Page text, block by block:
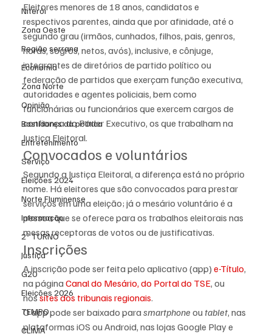
Niterói
Zona Oeste
Região serrana
Economia
Zona Norte
Opinião
Bastidores da política
Entretenimento
Serviço
Eleições 2024
Norte Fluminense
Informação
2º TURNO
Justiça
G20
Eleições 2026
TEMPO
CLIMA
Eleitores menores de 18 anos, candidatos e
respectivos parentes, ainda que por afinidade, até o
segundo grau (irmãos, cunhados, filhos, pais, genros,
noras, sogros, netos, avós), inclusive, e cônjuge,
integrantes de diretórios de partido político ou
federação de partidos que exerçam função executiva,
autoridades e agentes policiais, bem como
funcionárias ou funcionários que exercem cargos de
confiança do Poder Executivo, os que trabalham na
Justiça Eleitoral.
Convocados e voluntários
Segundo a Justiça Eleitoral, a diferença está no próprio
nome. Há eleitores que são convocados para prestar
serviços em uma eleição; já o mesário voluntário é a
pessoa que se oferece para os trabalhos eleitorais nas
mesas receptoras de votos ou de justificativas.
Inscrições
A inscrição pode ser feita pelo aplicativo (app) e-Título,
na página Canal do Mesário, do Portal do TSE, ou
nos sites dos tribunais regionais.
O app pode ser baixado para smartphone ou tablet, nas
plataformas iOS ou Android, nas lojas Google Play e